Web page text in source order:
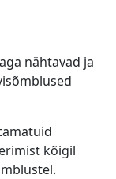
nähtavad ja
kõigil